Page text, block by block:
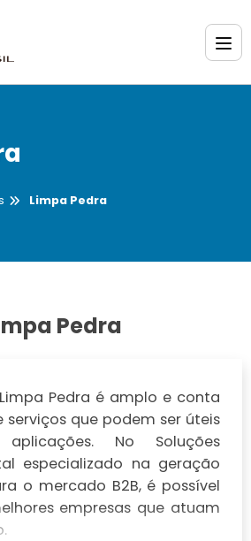
Limpa Pedra
Pedra
Pedra é amplo e conta
que podem ser úteis
No Soluções
especializado na geração
o mercado B2B, é possível
empresas que atuam